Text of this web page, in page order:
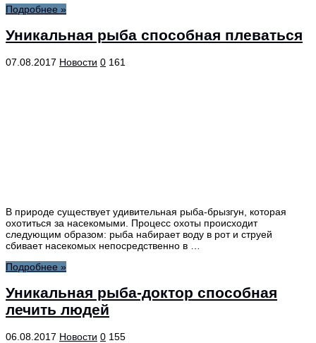
Подробнее »
Уникальная рыба способная плеваться
07.08.2017 Новости 0 161
В природе существует удивительная рыба-брызгун, которая
охотиться за насекомыми. Процесс охоты происходит
следующим образом: рыба набирает воду в рот и струей
сбивает насекомых непосредственно в …
Подробнее »
Уникальная рыба-доктор способная
лечить людей
06.08.2017 Новости 0 155